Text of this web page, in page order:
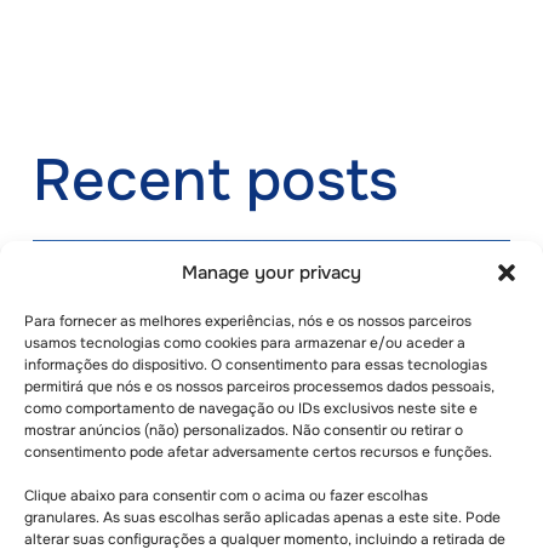
Manage your privacy
Para fornecer as melhores experiências, nós e os nossos parceiros
usamos tecnologias como cookies para armazenar e/ou aceder a
informações do dispositivo. O consentimento para essas tecnologias
permitirá que nós e os nossos parceiros processemos dados pessoais,
como comportamento de navegação ou IDs exclusivos neste site e
mostrar anúncios (não) personalizados. Não consentir ou retirar o
consentimento pode afetar adversamente certos recursos e funções.
Clique abaixo para consentir com o acima ou fazer escolhas
granulares. As suas escolhas serão aplicadas apenas a este site. Pode
alterar suas configurações a qualquer momento, incluindo a retirada de
Recent posts